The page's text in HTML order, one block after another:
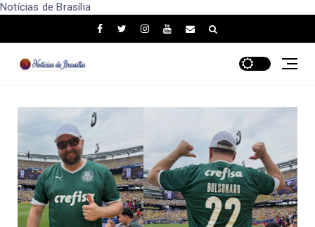
Notícias de Brasília